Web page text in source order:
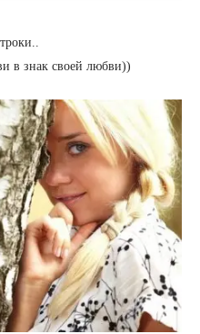
в знак своей любви))